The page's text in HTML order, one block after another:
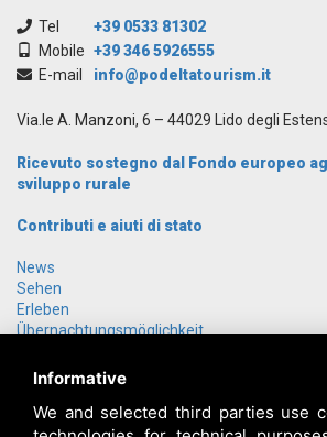
Tel
+39 0533 81302
Mobile +39 346 5926555
E-mail
info@podeltatourism.it
Via.le A. Manzoni, 6 – 44029 Lido degli
Ricevuto sostegno dal Fondo europeo
sviluppo rurale
Contributi e aiuti di stato
News
Sehen
Erleben
Übernachtungsmöglichkeit
Anreise
Kontakt
Informative
We and selected third parties use